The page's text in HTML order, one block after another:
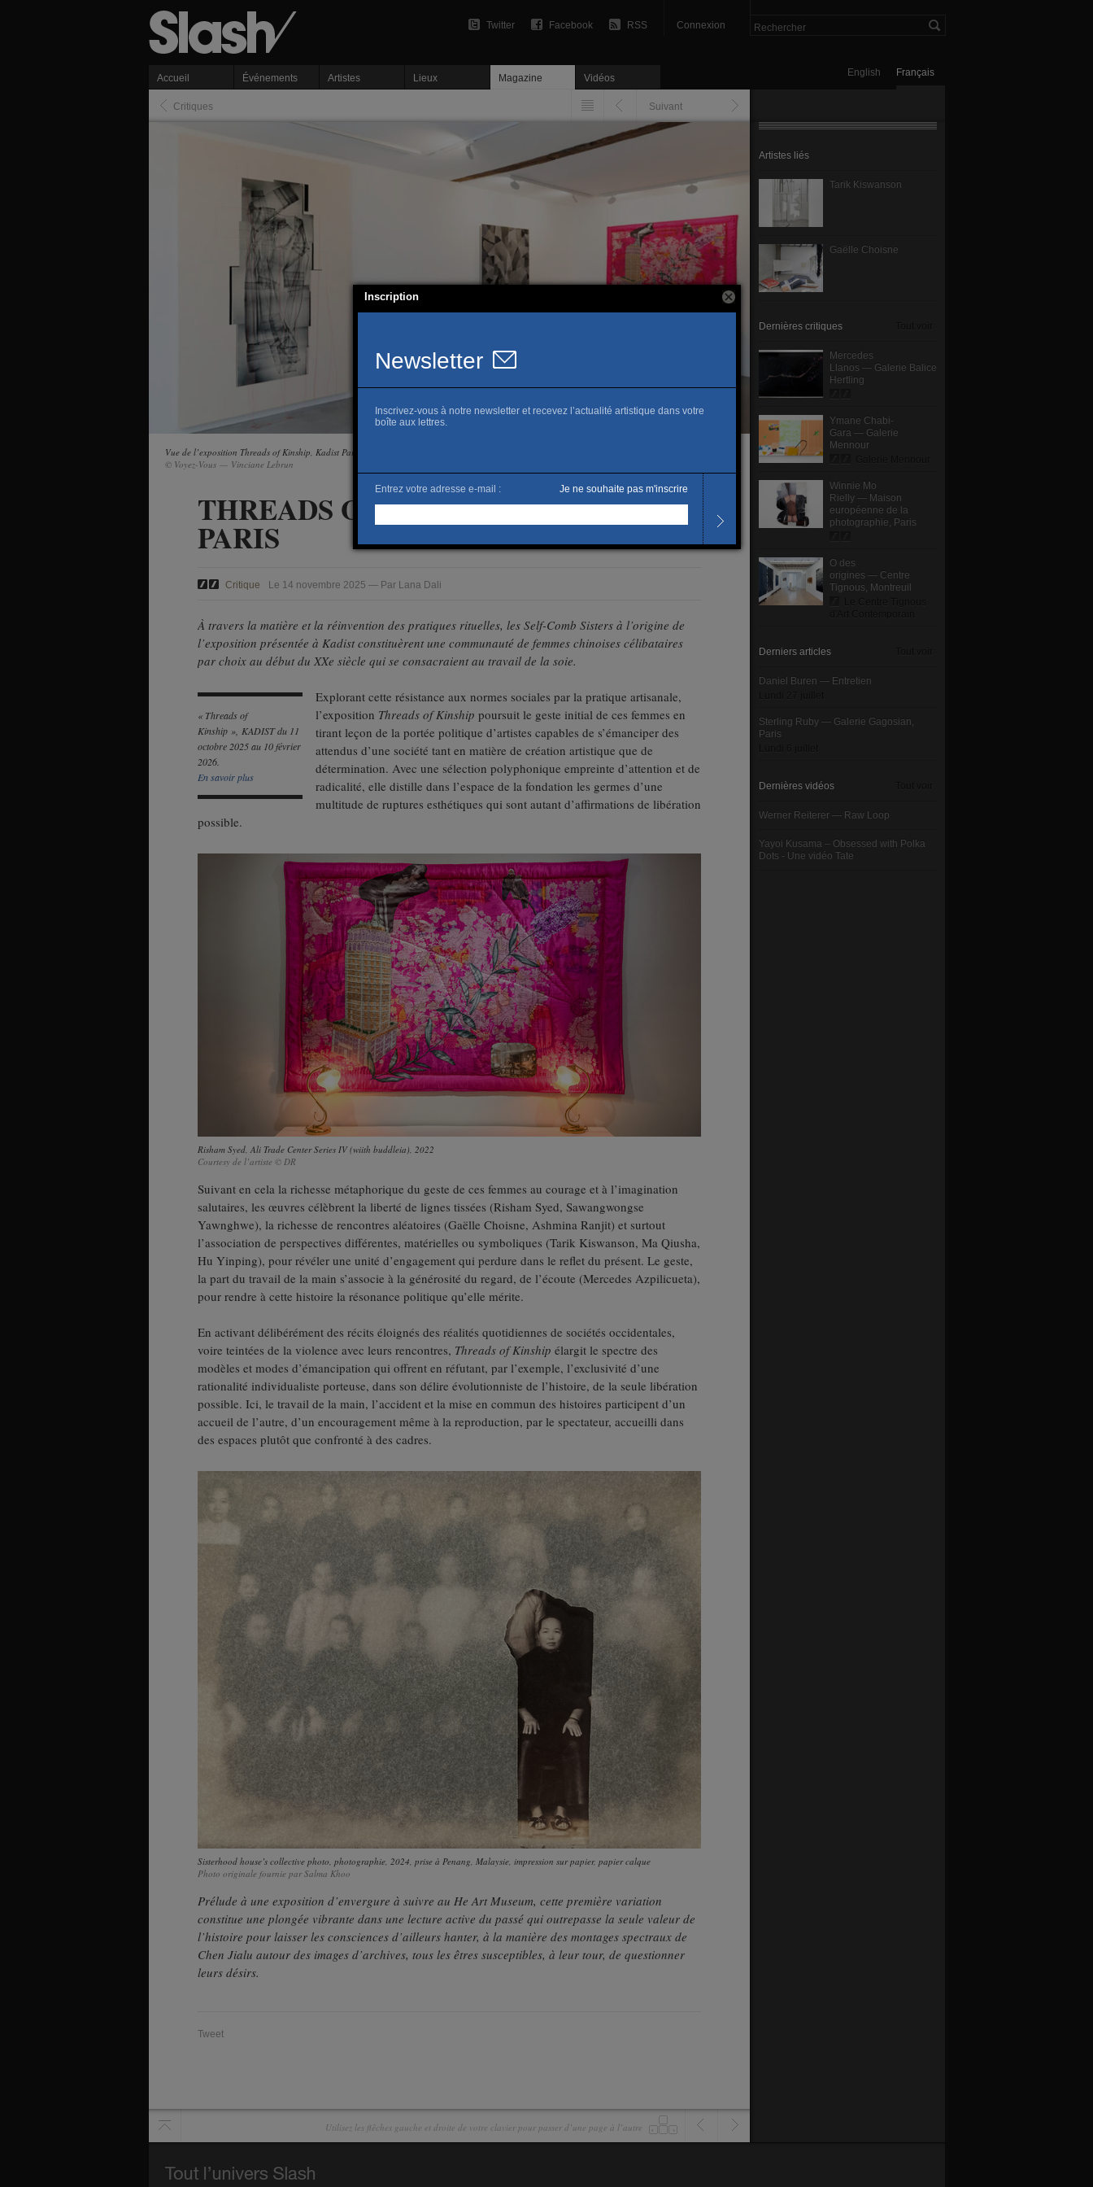
Connexion
RSS
Facebook
Twitter
Français
English
Accueil Événements Artistes Lieux Magazine Vidéos
Suivant
Critiques
Vue de l’exposition Threads of Kinship, Kadist Paris, 2025
© Voyez-Vous — Vinciane Lebrun
THREADS OF KINSHIP — KADIST,
PARIS
Critique Le 14 novembre 2025 — Par Lana Dali
À travers la matière et la réinvention des pratiques rituelles, les Self-Comb Sisters à l’origine de
l’exposition présentée à Kadist constituèrent une communauté de femmes chinoises célibataires
par choix au début du XXe siècle qui se consacraient au travail de la soie.
« Threads of
Kinship », KADIST du 11
octobre 2025 au 10 février
2026.
En savoir plus
Explorant cette résistance aux normes sociales par la pratique artisanale,
l’exposition Threads of Kinship poursuit le geste initial de ces femmes en
tirant leçon de la portée politique d’artistes capables de s’émanciper des
attendus d’une société tant en matière de création artistique que de
détermination. Avec une sélection polyphonique empreinte d’attention et de
radicalité, elle distille dans l’espace de la fondation les germes d’une
multitude de ruptures esthétiques qui sont autant d’affirmations de libération
possible.
Risham Syed, Ali Trade Center Series IV (wiith buddleia), 2022
Courtesy de l’artiste © DR
Suivant en cela la richesse métaphorique du geste de ces femmes au courage et à l’imagination
salutaires, les œuvres célèbrent la liberté de lignes tissées (Risham Syed, Sawangwongse
Yawnghwe), la richesse de rencontres aléatoires (Gaëlle Choisne, Ashmina Ranjit) et surtout
l’association de perspectives différentes, matérielles ou symboliques (Tarik Kiswanson, Ma Qiusha,
Hu Yinping), pour révéler une unité d’engagement qui perdure dans le reflet du présent. Le geste,
la part du travail de la main s’associe à la générosité du regard, de l’écoute (Mercedes Azpilicueta),
pour rendre à cette histoire la résonance politique qu’elle mérite.
En activant délibérément des récits éloignés des réalités quotidiennes de sociétés occidentales,
voire teintées de la violence avec leurs rencontres, Threads of Kinship élargit le spectre des
modèles et modes d’émancipation qui offrent en réfutant, par l’exemple, l’exclusivité d’une
rationalité individualiste porteuse, dans son délire évolutionniste de l’histoire, de la seule libération
possible. Ici, le travail de la main, l’accident et la mise en commun des histoires participent d’un
accueil de l’autre, d’un encouragement même à la reproduction, par le spectateur, accueilli dans
des espaces plutôt que confronté à des cadres.
Sisterhood house’s collective photo, photographie, 2024, prise à Penang, Malaysie, impression sur papier, papier calque
Photo originale fournie par Salma Khoo
Prélude à une exposition d’envergure à suivre au He Art Museum, cette première variation
constitue une plongée vibrante dans une lecture active du passé qui outrepasse la seule valeur de
l’histoire pour laisser les consciences d’ailleurs hanter, à la manière des montages spectraux de
Chen Jialu autour des images d’archives, tous les êtres susceptibles, à leur tour, de questionner
leurs désirs.
Tweet
Utilisez les flêches gauche et droite de votre clavier pour passer d’une page à l’autre
Artistes liés
Tarik Kiswanson
Gaëlle Choisne
Dernières critiques Tout voir
Mercedes
Llanos — Galerie Balice
Hertling
Ymane Chabi-
Gara — Galerie
Mennour
Galerie Mennour
Winnie Mo
Rielly — Maison
européenne de la
photographie, Paris
O des
origines — Centre
Tignous, Montreuil
Le Centre Tignous
d'Art Contemporain
Derniers articles Tout voir
Daniel Buren — Entretien
Lundi 27 juillet
Sterling Ruby — Galerie Gagosian,
Paris
Lundi 6 juillet
Dernières vidéos Tout voir
Werner Reiterer — Raw Loop
Yayoi Kusama – Obsessed with Polka
Dots - Une vidéo Tate
Inscription